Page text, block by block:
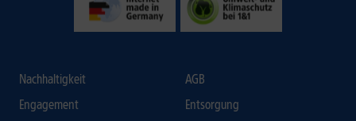
Nachhaltigkeit
Engagement
AGB
Entsorgung